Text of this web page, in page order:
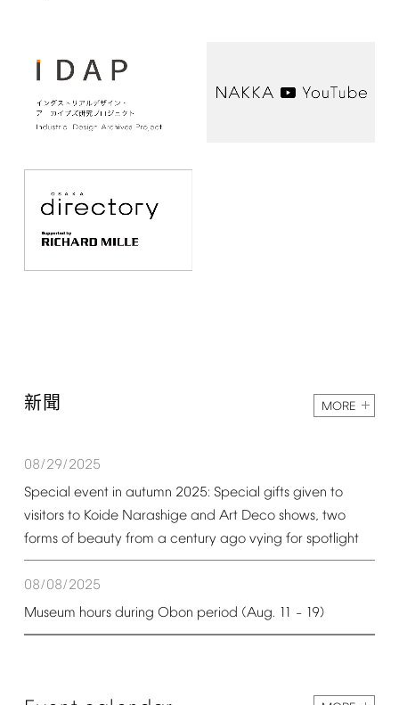
新聞 MORE
08/29/2025
Special event in autumn 2025: Special gifts given to
visitors to Koide Narashige and Art Deco shows, two
forms of beauty from a century ago vying for spotlight
08/08/2025
Museum hours during Obon period (Aug. 11 – 19)